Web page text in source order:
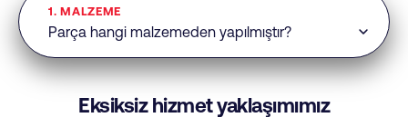
1. MALZEME
Eksiksiz hizmet yaklaşımımız